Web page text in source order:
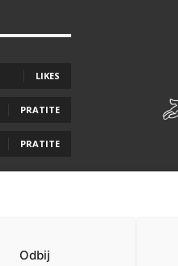
Odbij
LIKES
PRATITE
PRATITE